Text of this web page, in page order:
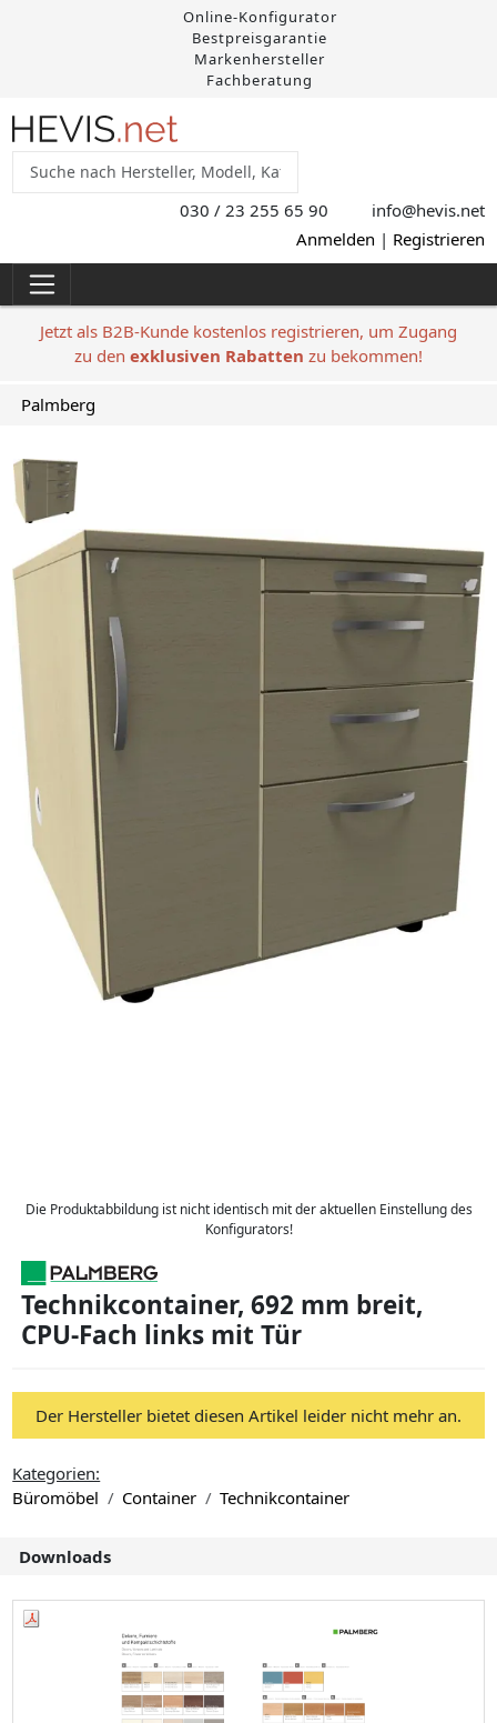
Online-Konfigurator
Bestpreisgarantie
Markenhersteller
Fachberatung
030 / 23 255 65 90 info@hevis.net
Anmelden | Registrieren
Jetzt als B2B-Kunde kostenlos registrieren, um Zugang
zu den exklusiven Rabatten zu bekommen!
Palmberg
Die Produktabbildung ist nicht identisch mit der aktuellen Einstellung des
Konfigurators!
Technikcontainer, 692 mm breit,
CPU-Fach links mit Tür
Der Hersteller bietet diesen Artikel leider nicht mehr an.
Kategorien:
Büromöbel
Container Technikcontainer
Downloads